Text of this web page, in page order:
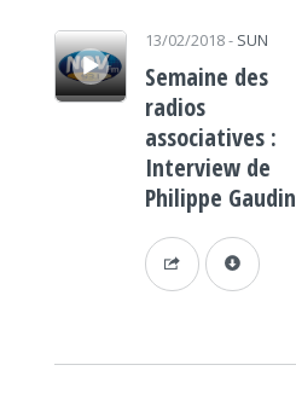
Lecteur audio 13/02/2018- SUN
Semaine des
radios
associatives :
Interview de
Philippe Gaudin